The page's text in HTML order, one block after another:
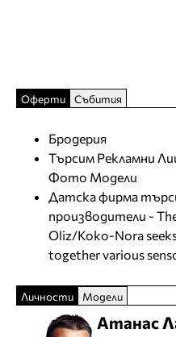
Оферти Събития
Бродерия
Търсим Рекламни
Фото Модели
Датска фирма
производители -
Oliz/Koko-Nora
together various
Личности Модели
Атанас